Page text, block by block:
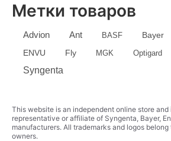
Метки товаров
Advion Ant BASF Bayer
ENVU Fly MGK Optigard
Syngenta
This website is an independent online store
representative or affiliate of Syngenta, Bayer,
manufacturers. All trademarks and logos
owners.